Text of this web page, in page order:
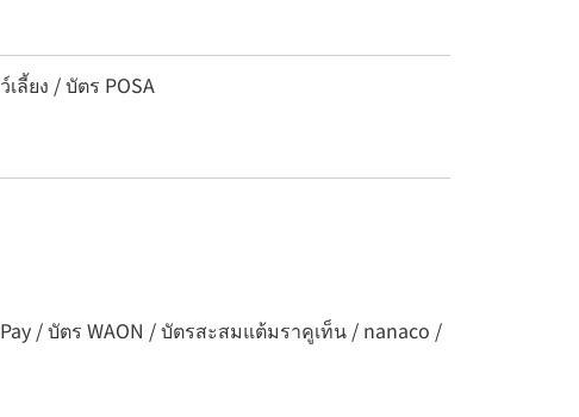
ลี้ยง / บัตร POSA
/ บัตร WAON / บัตรสะสมแต้มราคูเท็น / nanaco /